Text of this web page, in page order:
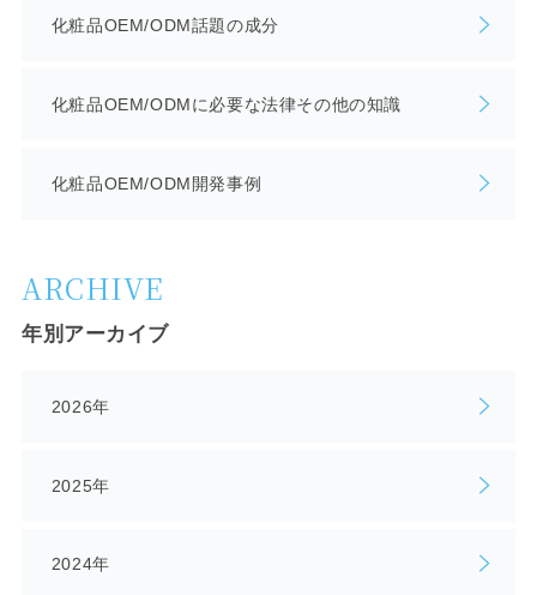
化粧品OEM/ODM話題の成分
化粧品OEM/ODMに必要な法律その他の知識
化粧品OEM/ODM開発事例
ARCHIVE
年別アーカイブ
2026年
2025年
2024年